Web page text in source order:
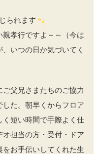
られます
孝行ですよ～～（今は
いつの日か気づいてく
父兄さまたちのご協力
た。朝早くからフロア
短い時間で手際よく仕
オ担当の方・受付・ドア
お手伝いしてくれた生